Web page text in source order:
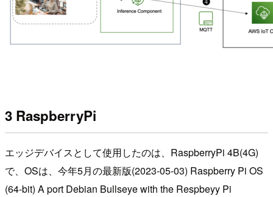
3 RaspberryPi
エッジデバイスとして使用したのは、RaspberryPi 4B(4G)
で、OSは、今年5月の最新版(2023-05-03) Raspberry Pi OS
(64-bit) A port Debian Bullseye with the Respbeyy Pi